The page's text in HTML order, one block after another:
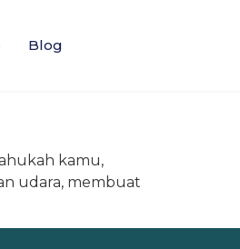
Blog
kamu,
udara, membuat